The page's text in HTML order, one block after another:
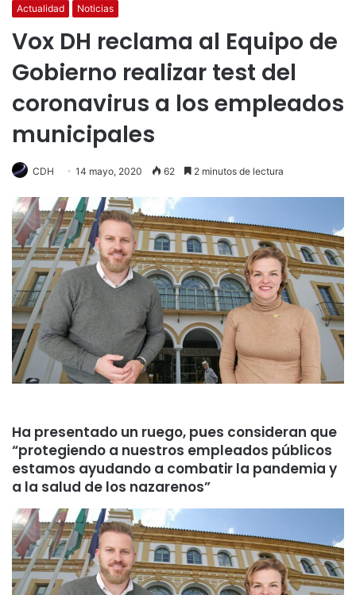
Actualidad Noticias
Vox DH reclama al Equipo de
Gobierno realizar test del
coronavirus a los empleados
municipales
CDH 14 mayo, 2020 62 2 minutos de lectura
Ha presentado un ruego, pues consideran que
“protegiendo a nuestros empleados públicos
estamos ayudando a combatir la pandemia y
a la salud de los nazarenos”